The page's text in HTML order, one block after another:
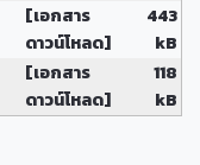
[เอกสาร
ดาวน์โหลด]
443
kB
[เอกสาร
ดาวน์โหลด]
118
kB